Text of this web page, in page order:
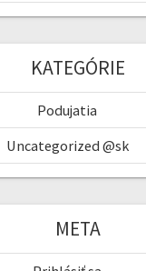
KATEGÓRIE
Podujatia
Uncategorized @sk
META